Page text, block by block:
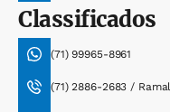
Classificados
(71) 99965-8961
(71) 2886-2683 /